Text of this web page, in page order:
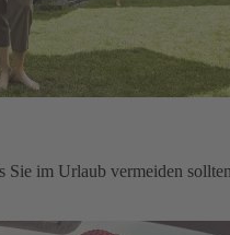
Sie im Urlaub vermeiden